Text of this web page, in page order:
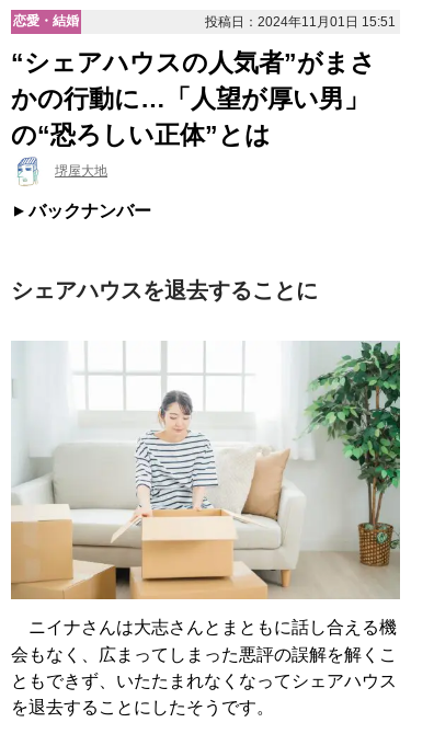
恋愛・結婚 投稿日：2024年11月01日 15:51
“シェアハウスの人気者”がまさ
かの行動に…「人望が厚い男」
の“恐ろしい正体”とは
堺屋大地
バックナンバー
シェアハウスを退去することに
ニイナさんは大志さんとまともに話し合える機
会もなく、広まってしまった悪評の誤解を解くこ
ともできず、いたたまれなくなってシェアハウス
を退去することにしたそうです。